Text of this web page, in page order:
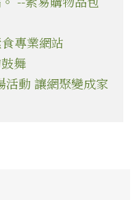
專業網站
舞
活動 讓網聚變成家